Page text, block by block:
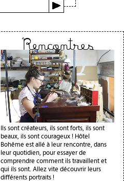
Rencontres
Ils sont créateurs, ils sont forts, ils sont
beaux, ils sont courageux ! Hôtel
Bohême est allé à leur rencontre, dans
leur quotidien, pour essayer de
comprendre comment ils travaillent et
qui ils sont. Allez vite découvrir leurs
différents portraits !